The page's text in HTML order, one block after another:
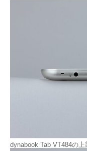
dynabook Tab VT484の